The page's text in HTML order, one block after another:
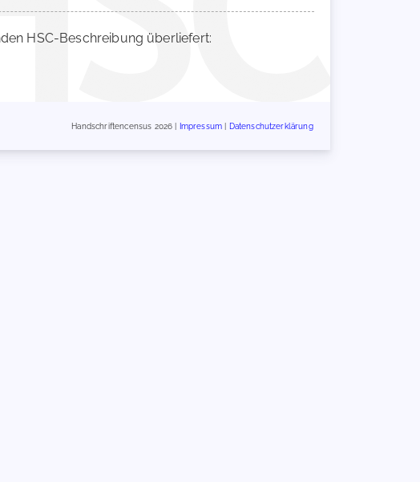
HSC-Beschreibung überliefert:
Handschriftencensus 2026 | Impressum Datenschutzerklärung